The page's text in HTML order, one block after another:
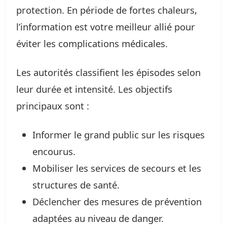
protection. En période de fortes chaleurs,
l’information est votre meilleur allié pour
éviter les complications médicales.
Les autorités classifient les épisodes selon
leur durée et intensité. Les objectifs
principaux sont :
Informer le grand public sur les risques
encourus.
Mobiliser les services de secours et les
structures de santé.
Déclencher des mesures de prévention
adaptées au niveau de danger.